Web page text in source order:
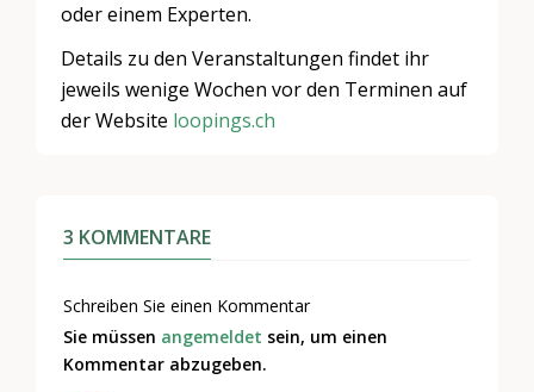
oder einem Experten.
Details zu den Veranstaltungen findet ihr
jeweils wenige Wochen vor den Terminen auf
der Website loopings.ch
3 KOMMENTARE
Schreiben Sie einen Kommentar
Sie müssen angemeldet sein, um einen
Kommentar abzugeben.